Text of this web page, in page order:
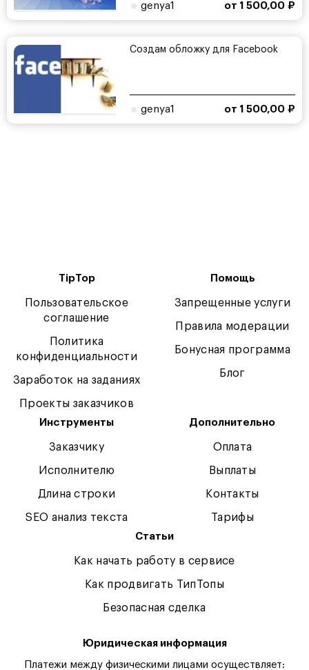
genya1 от 1 500,00 ₽
Создам обложку для Facebook
genya1 от 1 500,00 ₽
TipTop
Пользовательское
соглашение
Политика
конфиденциальности
Заработок на заданиях
Проекты заказчиков
Помощь
Запрещенные услуги
Правила модерации
Бонусная программа
Блог
Инструменты
Заказчику
Исполнителю
Длина строки
SEO анализ текста
Дополнительно
Оплата
Выплаты
Контакты
Тарифы
Статьи
Как начать работу в сервисе
Как продвигать ТипТопы
Безопасная сделка
Юридическая информация
Платежи между физическими лицами осуществляет: